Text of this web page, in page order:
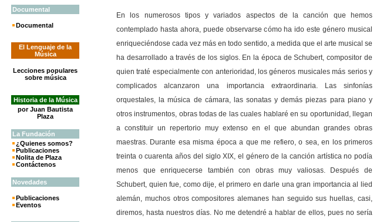
Documental
Documental
El Lenguaje de la
Música
Lecciones populares
sobre música
Historia de la Música
por Juan Bautista
Plaza
La Fundación
¿Quienes somos?
Publicaciones
Nolita de Plaza
Contáctenos
Novedades
Publicaciones
Eventos
En los numerosos tipos y variados aspectos de la canción que hemos
contemplado hasta ahora, puede observarse cómo ha ido este género musical
enriqueciéndose cada vez más en todo sentido, a medida que el arte musical se
ha desarrollado a través de los siglos. En la época de Schubert, compositor de
quien traté especialmente con anterioridad, los géneros musicales más serios y
complicados alcanzaron una importancia extraordinaria. Las sinfonías
orquestales, la música de cámara, las sonatas y demás piezas para piano y
otros instrumentos, obras todas de las cuales hablaré en su oportunidad, llegan
a constituir un repertorio muy extenso en el que abundan grandes obras
maestras. Durante esa misma época a que me refiero, o sea, en los primeros
treinta o cuarenta años del siglo XIX, el género de la canción artística no podía
menos que enriquecerse también con obras muy valiosas. Después de
Schubert, quien fue, como dije, el primero en darle una gran importancia al lied
alemán, muchos otros compositores alemanes han seguido sus huellas, casi,
diremos, hasta nuestros días. No me detendré a hablar de ellos, pues no sería